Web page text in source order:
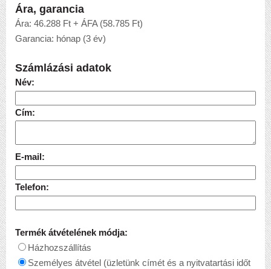
Ára, garancia
Ára: 46.288 Ft + ÁFA (58.785 Ft)
Garancia: hónap (3 év)
Számlázási adatok
Név:
Cím:
E-mail:
Telefon:
Termék átvételének módja:
Házhozszállítás
Személyes átvétel (üzletünk címét és a nyitvatartási időt